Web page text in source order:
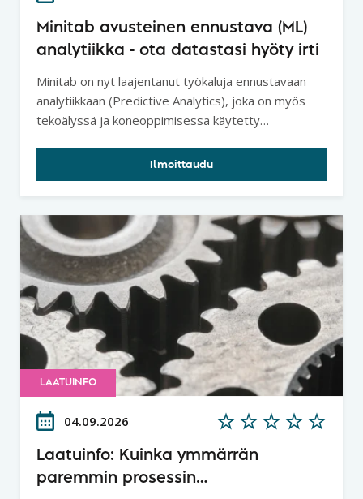
Minitab avusteinen ennustava (ML)
analytiikka - ota datastasi hyöty irti
Minitab on nyt laajentanut työkaluja ennustavaan
analytiikkaan (Predictive Analytics), joka on myös
tekoälyssä ja koneoppimisessa käytetty
Ilmoittaudu
LAATUINFO
04.09.2026
Laatuinfo: Kuinka ymmärrän
paremmin prosessin